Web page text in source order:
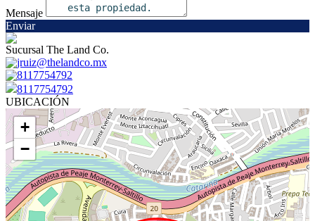
Mensaje
Enviar
Sucursal The Land Co.
jruiz@thelandco.mx
8117754792
8117754792
UBICACIÓN
+
−